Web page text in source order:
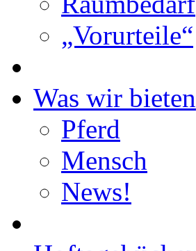
„Vorurteile“
Was wir bieten
Pferd
Mensch
News!